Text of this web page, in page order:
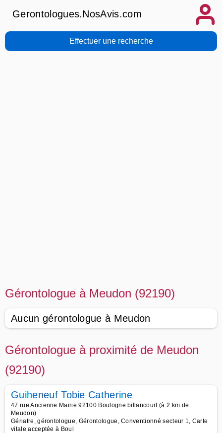
Gerontologues.NosAvis.com
Effectuer une recherche
Gérontologue à Meudon (92190)
Aucun gérontologue à Meudon
Gérontologue à proximité de Meudon
(92190)
Guiheneuf Tobie Catherine
47 rue Ancienne Mairie 92100 Boulogne billancourt (à 2 km de
Meudon)
Gériatre, gérontologue, Gérontologue, Conventionné secteur 1, Carte
vitale acceptée à Boul